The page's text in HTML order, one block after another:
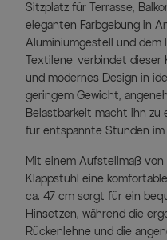
Sitzplatz für Terrasse,
eleganten Farbgebung in
Aluminiumgestell und dem
Textilene verbindet dieser
und modernes Design in
geringem Gewicht,
Belastbarkeit macht ihn zu
für entspannte Stunden im
Mit einem Aufstellmaß
Klappstuhl eine
ca. 47 cm sorgt für ein
Hinsetzen, während die
Rückenlehne und die